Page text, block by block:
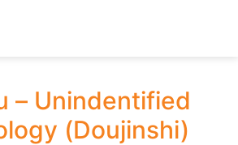
– Unindentified
(Doujinshi)